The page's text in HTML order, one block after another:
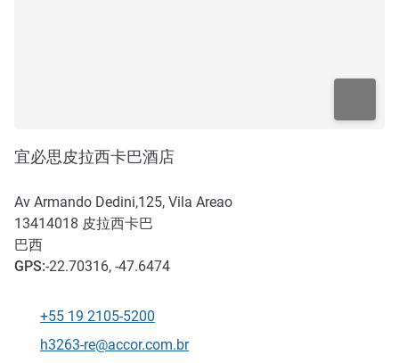
宜必思皮拉西卡巴酒店
Av Armando Dedini,125, Vila Areao
13414018 皮拉西卡巴
巴西
GPS:-22.70316, -47.6474
电话
+55 19 2105-5200
联系电子邮件
h3263-re@accor.com.br